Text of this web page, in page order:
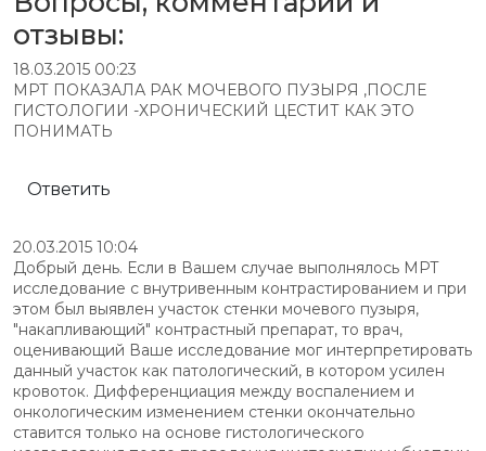
отзывы:
18.03.2015 00:23
МРТ ПОКАЗАЛА РАК МОЧЕВОГО ПУЗЫРЯ ,ПОСЛЕ
ГИСТОЛОГИИ -ХРОНИЧЕСКИЙ ЦЕСТИТ КАК ЭТО
ПОНИМАТЬ
Ответить
20.03.2015 10:04
Добрый день. Если в Вашем случае выполнялось МРТ
исследование с внутривенным контрастированием и при
этом был выявлен участок стенки мочевого пузыря,
"накапливающий" контрастный препарат, то врач,
оценивающий Ваше исследование мог интерпретировать
данный участок как патологический, в котором усилен
кровоток. Дифференциация между воспалением и
онкологическим изменением стенки окончательно
ставится только на основе гистологического